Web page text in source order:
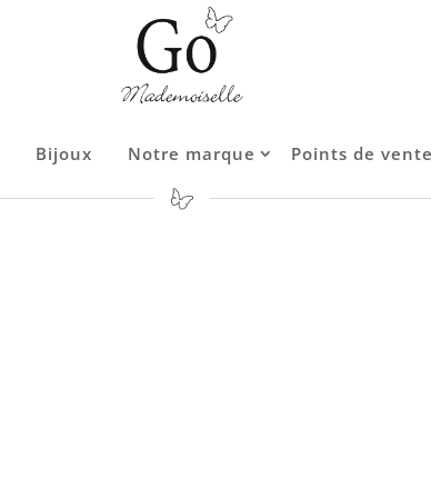
Bijoux Notre marque Points de vente
Bijoux Notre marque Points de vente